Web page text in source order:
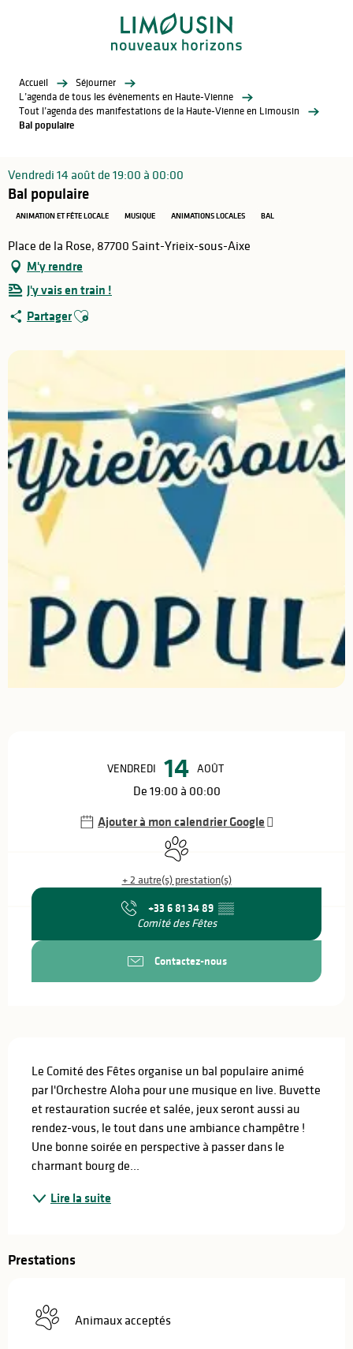
Accueil
Séjourner
L’agenda de tous les évènements en Haute-Vienne
Tout l’agenda des manifestations de la Haute-Vienne en Limousin
Bal populaire
Vendredi 14 août de 19:00 à 00:00
Bal populaire
ANIMATION ET FÊTE LOCALE MUSIQUE ANIMATIONS LOCALES BAL
Place de la Rose, 87700 Saint-Yrieix-sous-Aixe
M'y rendre
J'y vais en train !
PartagerAjouter aux favoris
VENDREDI 14 AOÛT
De 19:00 à 00:00
Ajouter à mon calendrier Google
Animaux acceptés
+ 2 autre(s) prestation(s)
+33 6 81 34 89 ▒▒
Comité des Fêtes
Contactez-nous
Le Comité des Fêtes organise un bal populaire animé
par l'Orchestre Aloha pour une musique en live. Buvette
et restauration sucrée et salée, jeux seront aussi au
rendez-vous, le tout dans une ambiance champêtre !
Une bonne soirée en perspective à passer dans le
charmant bourg de...
Lire la suite
Prestations
Animaux acceptés